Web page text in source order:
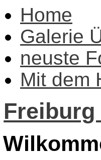
Home
Galerie
neuste
Mit dem